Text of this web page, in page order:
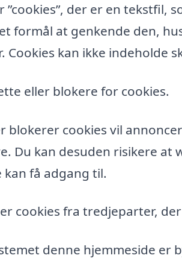
der er en tekstfil,
formål at genkende den,
Cookies kan ikke indeholde
eller blokere for cookies.
blokerer cookies vil
Du kan desuden risikere at
få adgang til.
cookies fra tredjeparter,
denne hjemmeside er